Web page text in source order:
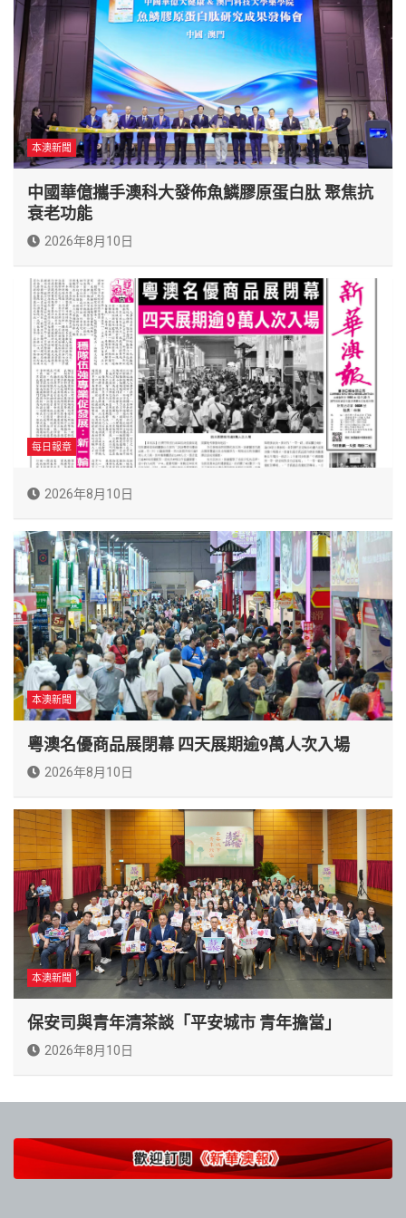
本澳新聞
中國華億攜手澳科大發佈魚鱗膠原蛋白肽 聚焦抗
衰老功能
2026年8月10日
每日報章
2026年8月10日
本澳新聞
粵澳名優商品展閉幕 四天展期逾9萬人次入場
2026年8月10日
本澳新聞
保安司與青年清茶談「平安城市 青年擔當」
2026年8月10日